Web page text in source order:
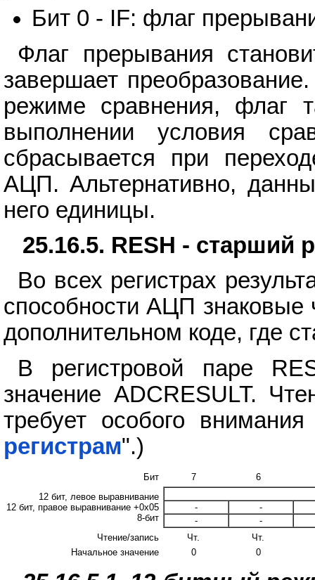
Бит 0 - IF: флаг
Флаг прерывания
завершает
режиме сравнения, флаг
выполнении условия
сбрасывается при
АЦП. Альтернативно,
него единицы.
25.16.5. RESH - старший
Во всех регистрах
способности АЦП знаковые
дополнительном коде, где
В регистровой паре
значение ADCRESULT.
требует особого
регистрам".)
Бит 7
6
12 бит, левое выравнивание
12 бит, правое выравнивание +0x05
8-бит
-
-
-
-
Чтение/запись
Чт.
Чт.
Начальное значение
0 0